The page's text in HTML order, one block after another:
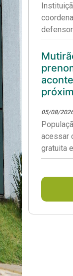
05/08/
acessar
gratuita
Núcleo
o